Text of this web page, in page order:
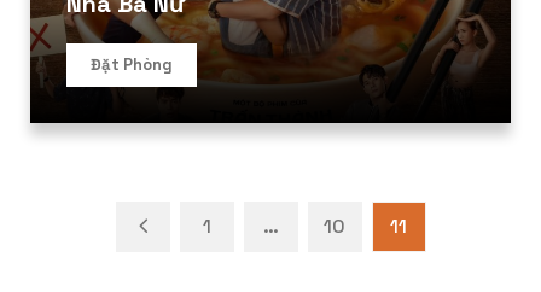
Đặt Phòng
1 … 10 11